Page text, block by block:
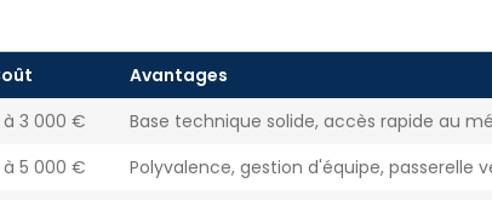
Avantages
à 3 000 €
Base technique solide, accès rapide au
à 5 000 €
Polyvalence, gestion d'équipe, passerelle